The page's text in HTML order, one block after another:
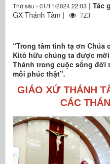
Thứ sáu - 01/11/2024 22:03 | Tác
GX Thánh Tâm |
723
“Trong tâm tình tạ ơn Chúa
Kitô hữu chúng ta được
Thánh trong cuộc sống
mối phúc thật”.
GIÁO XỨ THÁNH
CÁC